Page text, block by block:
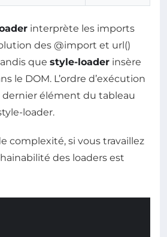
interprète les imports
des @import et url()
que style-loader insère
le DOM. L’ordre d’exécution
élément du tableau
loader.
complexité, si vous travaillez
des loaders est